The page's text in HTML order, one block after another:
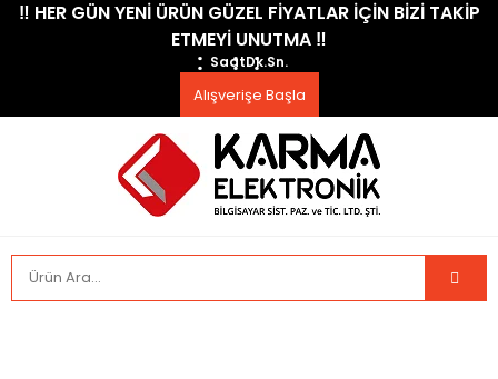
​‼️​ HER GÜN YENİ ÜRÜN GÜZEL FİYATLAR İÇİN BİZİ TAKİP
ETMEYİ UNUTMA ​‼️​
SaatDk.Sn.
Alışverişe Başla